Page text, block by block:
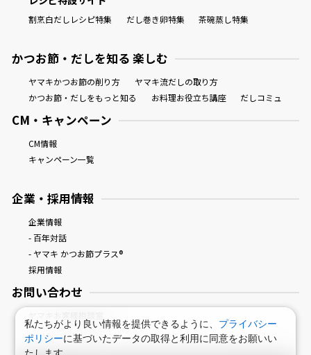
割烹白だしレシピ特集 だし巻き卵特集 茶碗蒸し特集
かつお節・だしを知る 楽しむ
ヤマキかつお節の削り方
ヤマキ流だしの取り方
かつお節・だしをもっと知る
お料理お役立ち講座 だしコミュ
CM・キャンペーン
CM情報
キャンペーン一覧
企業・採用情報
企業情報
- 百年対話
- ヤマキ かつお節プラス®
採用情報
お問い合わせ
私たちがより良い情報を提供できるように、 プライバシー
ポリシーに基づいたデータの取得と利用に同意をお願いい
たします。